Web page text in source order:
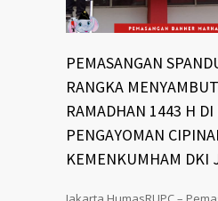
PEMASANGAN
RANGKA
RAMADHAN 1443 H DI
PENGAYOMAN
KEMENKUMHAM DKI